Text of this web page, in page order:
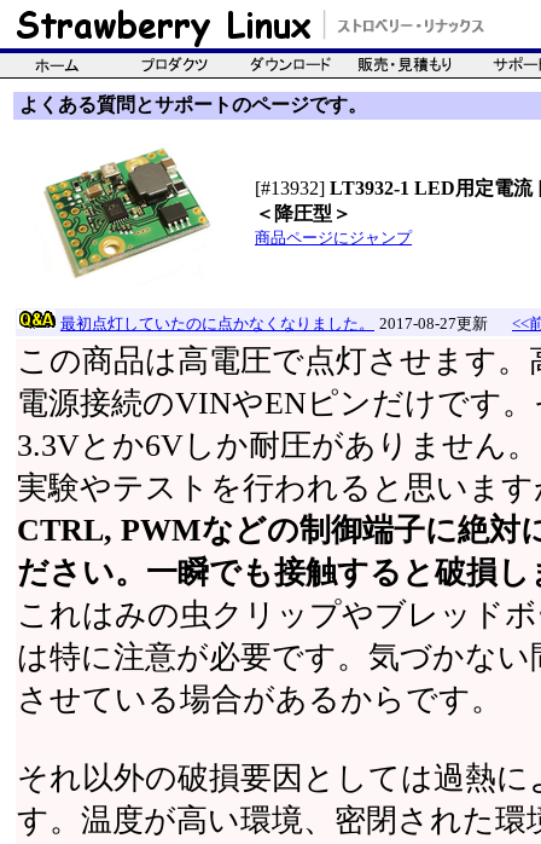
よくある質問とサポートのページです。
[#13932] LT3932-1 LED用定電流
＜降圧型＞
商品ページにジャンプ
最初点灯していたのに点かなくなりました。 2017-08-27更新 <<
この商品は高電圧で点灯させます
電源接続のVINやENピンだけです
3.3Vとか6Vしか耐圧がありません
実験やテストを行われると思います
CTRL, PWMなどの制御端子に絶対
ださい。一瞬でも接触すると破損し
これはみの虫クリップやブレッド
は特に注意が必要です。気づかな
させている場合があるからです。
それ以外の破損要因としては過熱
す。温度が高い環境、密閉された